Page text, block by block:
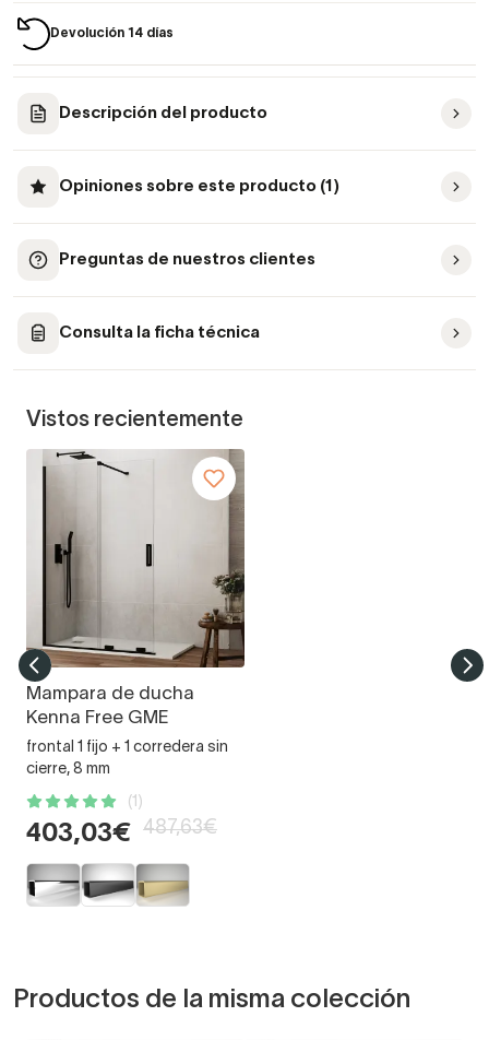
Devolución 14 días
Descripción del producto
Opiniones sobre este producto (1)
Preguntas de nuestros clientes
Consulta la ficha técnica
Vistos recientemente
Mampara de ducha
Kenna Free GME
frontal 1 fijo + 1 corredera sin
cierre, 8 mm
(1)
403,03€ 487,63€
Productos de la misma colección